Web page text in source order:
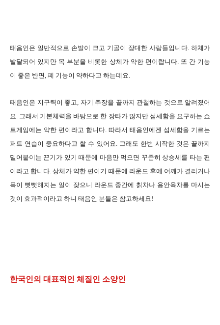
태음인은 일반적으로 손발이 크고 기골이 장대한 사람들입니다. 하체가
발달되어 있지만 목 부분을 비롯한 상체가 약한 편이랍니다. 또 간 기능
이 좋은 반면, 폐 기능이 약하다고 하는데요.
태음인은 지구력이 좋고, 자기 주장을 끝까지 관철하는 것으로 알려졌어
요. 그래서 기본체력을 바탕으로 한 장타가 많지만 섬세함을 요구하는 쇼
트게임에는 약한 편이라고 합니다. 따라서 태음인에겐 섬세함을 기르는
퍼트 연습이 중요하다고 할 수 있어요. 그래도 한번 시작한 것은 끝까지
밀어붙이는 끈기가 있기 때문에 마음만 먹으면 꾸준히 상승세를 타는 편
이라고 합니다. 상체가 약한 편이기 때문에 라운드 후에 어깨가 결리거나
목이 뻣뻣해지는 일이 잦으니 라운드 중간에 칡차나 용안육차를 마시는
것이 효과적이라고 하니 태음인 분들은 참고하세요!
한국인의 대표적인 체질인 소양인